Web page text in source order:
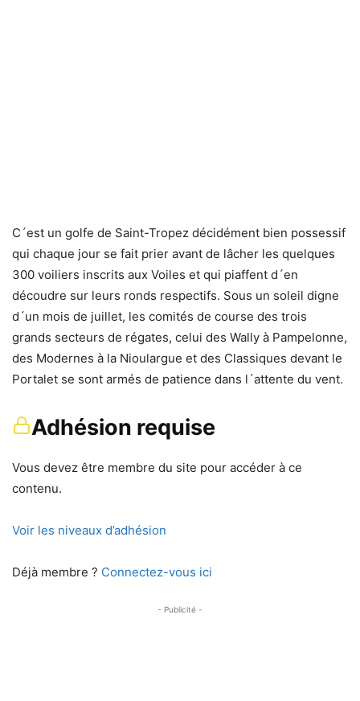
C´est un golfe de Saint-Tropez décidément bien possessif
qui chaque jour se fait prier avant de lâcher les quelques
300 voiliers inscrits aux Voiles et qui piaffent d´en
découdre sur leurs ronds respectifs. Sous un soleil digne
d´un mois de juillet, les comités de course des trois
grands secteurs de régates, celui des Wally à Pampelonne,
des Modernes à la Nioulargue et des Classiques devant le
Portalet se sont armés de patience dans l´attente du vent.
Adhésion requise
Vous devez être membre du site pour accéder à ce
contenu.
Voir les niveaux d’adhésion
Déjà membre ? Connectez-vous ici
- Publicité -